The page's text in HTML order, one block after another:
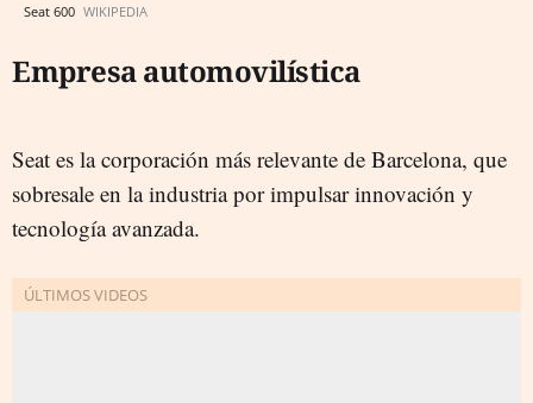
Seat 600 WIKIPEDIA
Empresa automovilística
Seat es la corporación más relevante de Barcelona, que
sobresale en la industria por impulsar innovación y
tecnología avanzada.